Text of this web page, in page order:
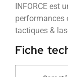
INFORCE est
performances
tactiques &
Fiche